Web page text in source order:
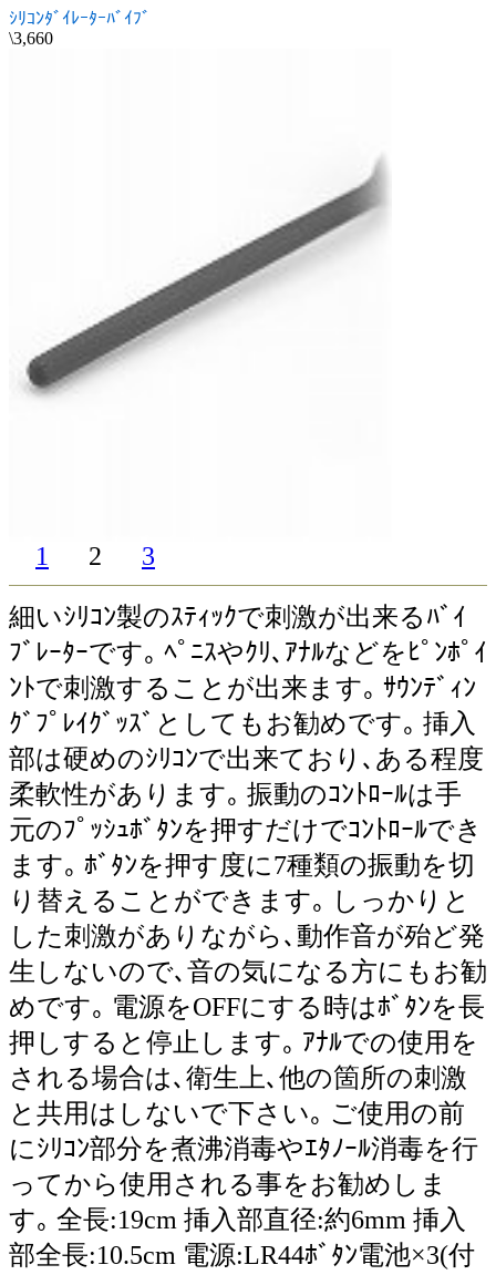
ｼﾘｺﾝﾀﾞｲﾚｰﾀｰﾊﾞｲﾌﾞ
\3,660
1 2 3
細いｼﾘｺﾝ製のｽﾃｨｯｸで刺激が出来るﾊﾞｲ
ﾌﾞﾚｰﾀｰです｡ ﾍﾟﾆｽやｸﾘ､ｱﾅﾙなどをﾋﾟﾝﾎﾟｲ
ﾝﾄで刺激することが出来ます｡ ｻｳﾝﾃﾞｨﾝ
ｸﾞﾌﾟﾚｲｸﾞｯｽﾞとしてもお勧めです｡ 挿入
部は硬めのｼﾘｺﾝで出来ており､ある程度
柔軟性があります｡ 振動のｺﾝﾄﾛｰﾙは手
元のﾌﾟｯｼｭﾎﾞﾀﾝを押すだけでｺﾝﾄﾛｰﾙでき
ます｡ ﾎﾞﾀﾝを押す度に7種類の振動を切
り替えることができます｡ しっかりと
した刺激がありながら､動作音が殆ど発
生しないので､音の気になる方にもお勧
めです｡ 電源をOFFにする時はﾎﾞﾀﾝを長
押しすると停止します｡ ｱﾅﾙでの使用を
される場合は､衛生上､他の箇所の刺激
と共用はしないで下さい｡ ご使用の前
にｼﾘｺﾝ部分を煮沸消毒やｴﾀﾉｰﾙ消毒を行
ってから使用される事をお勧めしま
す｡ 全長:19cm 挿入部直径:約6mm 挿入
部全長:10.5cm 電源:LR44ﾎﾞﾀﾝ電池×3(付